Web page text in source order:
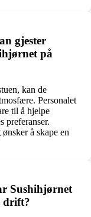
gjester
på
kan de
Personalet
til å hjelpe
preferanser.
å skape en
Sushihjørnet
drift?